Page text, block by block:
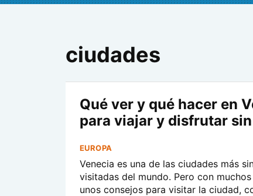
ciudades
Qué ver y qué hacer en
para viajar y disfrutar
EUROPA
Venecia es una de las ciudades más
visitadas del mundo. Pero con
unos consejos para visitar la ciudad,